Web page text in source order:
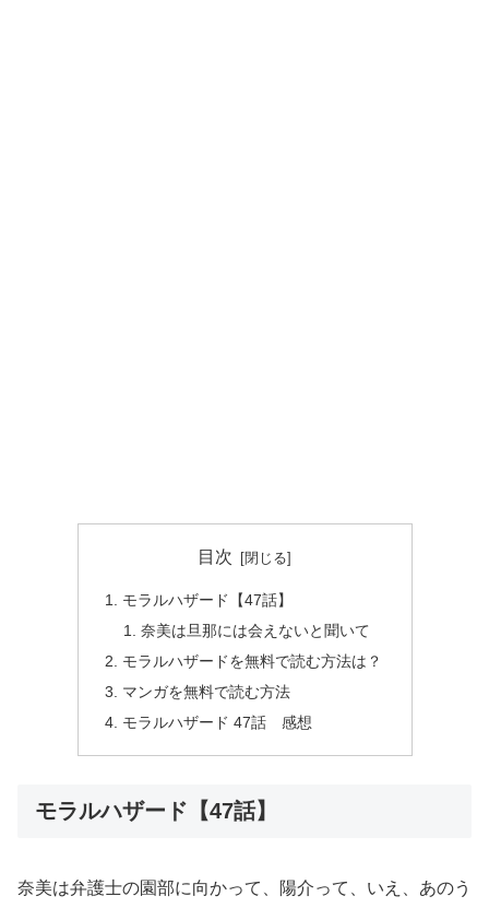
目次
モラルハザード【47話】
奈美は旦那には会えないと聞いて
モラルハザードを無料で読む方法は？
マンガを無料で読む方法
モラルハザード 47話 感想
モラルハザード【47話】
奈美は弁護士の園部に向かって、陽介って、いえ、あのう